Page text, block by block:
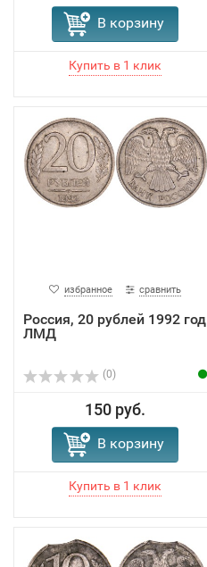
В корзину
избранное сравнить
Россия, 20 рублей 1992 год
ЛМД
(0)
150 руб.
В корзину